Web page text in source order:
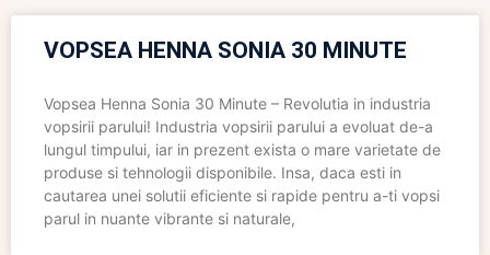
VOPSEA HENNA SONIA 30 MINUTE
Vopsea Henna Sonia 30 Minute – Revolutia in industria
vopsirii parului! Industria vopsirii parului a evoluat de-a
lungul timpului, iar in prezent exista o mare varietate de
produse si tehnologii disponibile. Insa, daca esti in
cautarea unei solutii eficiente si rapide pentru a-ti vopsi
parul in nuante vibrante si naturale,